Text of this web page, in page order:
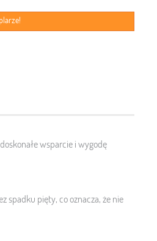
wsparcie i wygodę
spadku pięty, co oznacza, że ​​nie